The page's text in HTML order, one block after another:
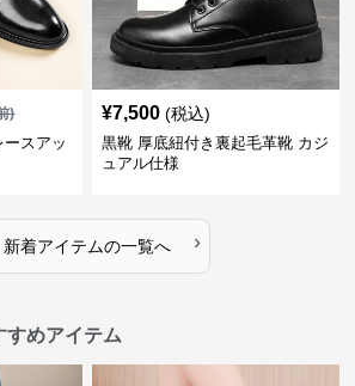
)
スアッ
¥7,500 (税込)
黒靴 厚底紐付き裏起毛革靴 カジ
ュアル仕様
新着アイテムの一覧へ ›
すめアイテム